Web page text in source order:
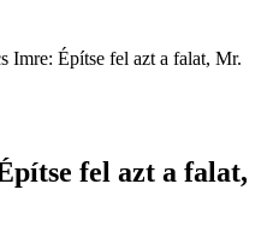
Imre: Építse fel azt a falat, Mr.
fel azt a falat,